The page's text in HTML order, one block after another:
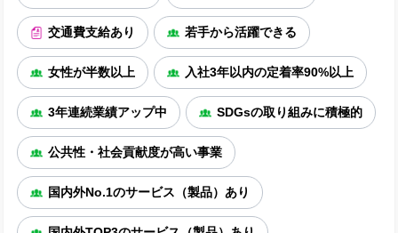
交通費支給あり 若手から活躍できる
女性が半数以上 入社3年以内の定着率90%以上
3年連続業績アップ中 SDGsの取り組みに積極的
公共性・社会貢献度が高い事業
国内外No.1のサービス（製品）あり